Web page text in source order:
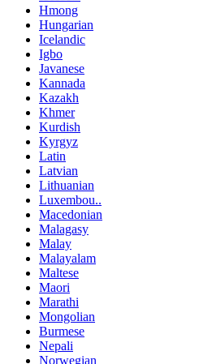
Hmong
Hungarian
Icelandic
Igbo
Javanese
Kannada
Kazakh
Khmer
Kurdish
Kyrgyz
Latin
Latvian
Lithuanian
Luxembou..
Macedonian
Malagasy
Malay
Malayalam
Maltese
Maori
Marathi
Mongolian
Burmese
Nepali
Norwegian